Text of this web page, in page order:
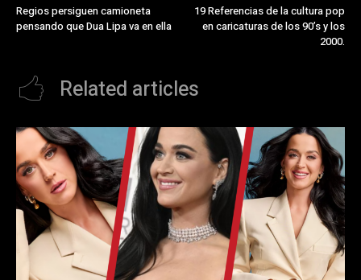
Regios persiguen camioneta
pensando que Dua Lipa va en ella
19 Referencias de la cultura pop
en caricaturas de los 90’s y los
2000.
Related articles